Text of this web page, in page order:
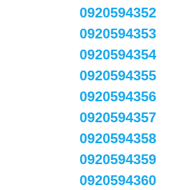
0920594352
0920594353
0920594354
0920594355
0920594356
0920594357
0920594358
0920594359
0920594360